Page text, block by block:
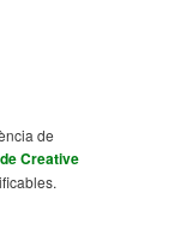
de
Creative